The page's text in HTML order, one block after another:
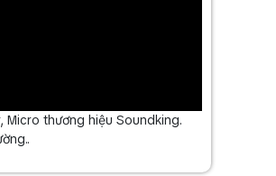
Micro thương hiệu Soundking.